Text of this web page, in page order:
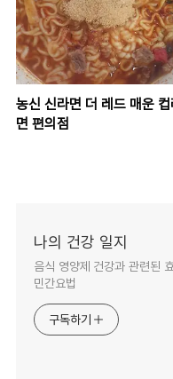
농신 신라면 더 레드 매운
면 편의점
나의 건강 일지
음식 영양제 건강과 관련된
민간요법
구독하기